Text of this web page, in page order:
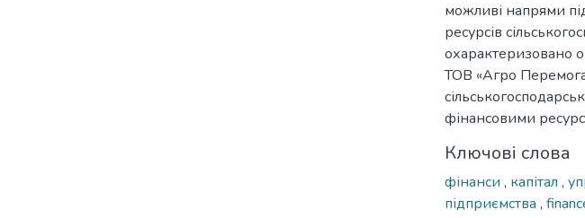
можливі напрями
ресурсів
охарактеризовано
ТОВ «Агро
фінансовими
Ключові слова
фінанси , капітал ,
підприємства ,